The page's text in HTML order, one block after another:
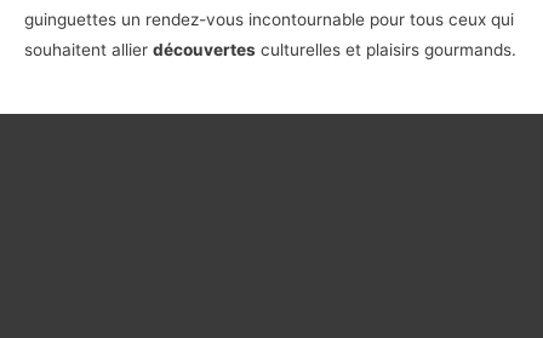
guinguettes un rendez-vous incontournable pour tous ceux qui
souhaitent allier découvertes culturelles et plaisirs gourmands.